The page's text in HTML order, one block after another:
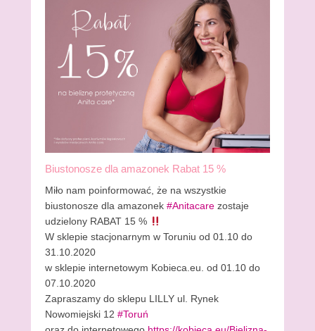
Biustonosze dla amazonek Rabat 15 %
Miło nam poinformować, że na wszystkie
biustonosze dla amazonek #Anitacare zostaje
udzielony RABAT 15 %
W sklepie stacjonarnym w Toruniu od 01.10 do
31.10.2020
w sklepie internetowym Kobieca.eu. od 01.10 do
07.10.2020
Zapraszamy do sklepu LILLY ul. Rynek
Nowomiejski 12 #Toruń